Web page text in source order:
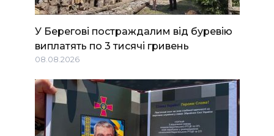
У Берегові постраждалим від буревію
виплатять по 3 тисячі гривень
08.08.2026